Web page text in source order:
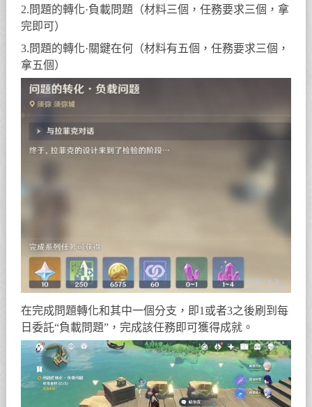
2.問題的轉化·負載問題（材料三個，任務要求三個，拿
完即可）
3.問題的轉化·關鍵在何（材料有五個，任務要求三個，
拿五個）
在完成問題轉化和其中一個分支，即1或者3之後刷到每
日委託“負載問題”，完成該任務即可獲得成就。